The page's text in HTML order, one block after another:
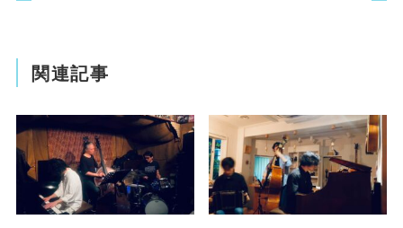
関連記事